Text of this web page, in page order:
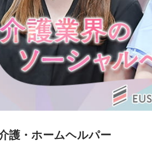
護・ホームヘルパー